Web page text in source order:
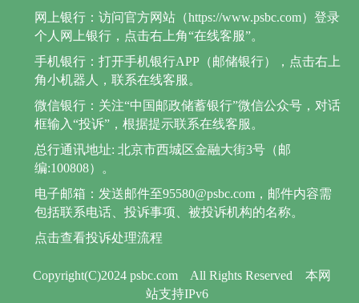
Copyright(C)2024 psbc.com All Rights Reserved
本网
站支持IPv6
网上银行：访问官方网站（https://www.psbc.com）登录
个人网上银行，点击右上角“在线客服”。
手机银行：打开手机银行APP（邮储银行），点击右上
角小机器人，联系在线客服。
微信银行：关注“中国邮政储蓄银行”微信公众号，对话
框输入“投诉”，根据提示联系在线客服。
总行通讯地址: 北京市西城区金融大街3号（邮
编:100808）。
电子邮箱：发送邮件至95580@psbc.com，邮件内容需
包括联系电话、投诉事项、被投诉机构的名称。
点击查看投诉处理流程